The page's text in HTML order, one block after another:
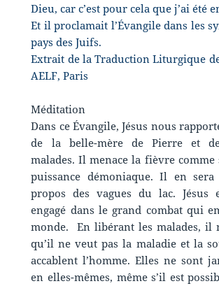
Dieu, car c’est pour cela que j’ai été
Et il proclamait l’Évangile dans les
pays des Juifs.
Extrait de la Traduction Liturgique
AELF, Paris
Méditation
Dans ce Évangile, Jésus nous
de la belle-mère de Pierre et
malades. Il menace la fièvre comme
puissance démoniaque. Il en
propos des vagues du lac. Jésus
engagé dans le grand combat qui
monde. En libérant les malades, il
qu’il ne veut pas la maladie et la
accablent l’homme. Elles ne sont
en elles-mêmes, même s’il est